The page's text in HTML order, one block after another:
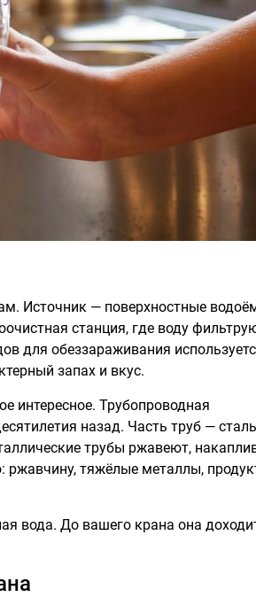
Источник — поверхностные
станция, где воду
для обеззараживания
запах и вкус.
интересное. Трубопроводная
назад. Часть труб —
трубы ржавеют,
ржавчину, тяжёлые металлы,
вода. До вашего крана она